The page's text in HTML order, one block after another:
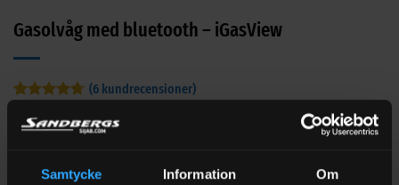
Samtycke Information Om
Gasolvåg med bluetooth – iGasView
4.67av 5
(6kundrecensioner)
800krExkl moms